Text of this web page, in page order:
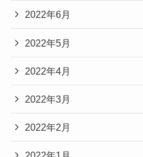
2022年6月
2022年5月
2022年4月
2022年3月
2022年2月